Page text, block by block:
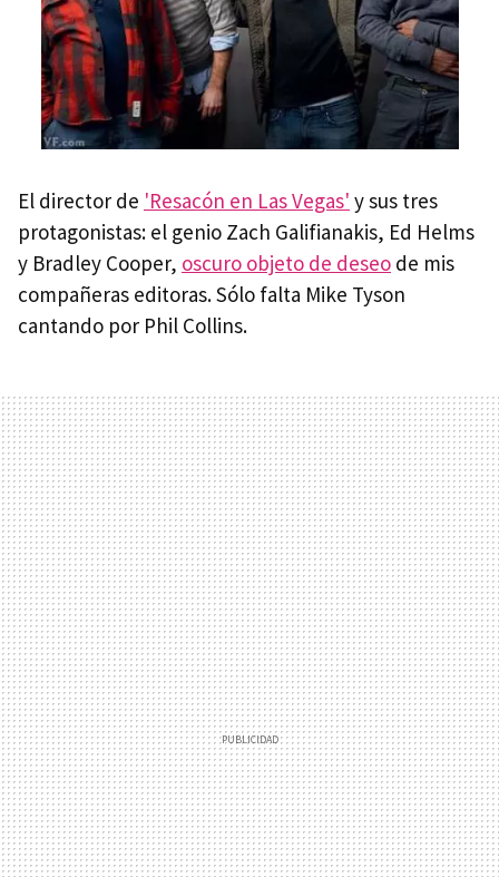
El director de 'Resacón en Las Vegas' y sus tres
protagonistas: el genio Zach Galifianakis, Ed Helms
y Bradley Cooper, oscuro objeto de deseo de mis
compañeras editoras. Sólo falta Mike Tyson
cantando por Phil Collins.